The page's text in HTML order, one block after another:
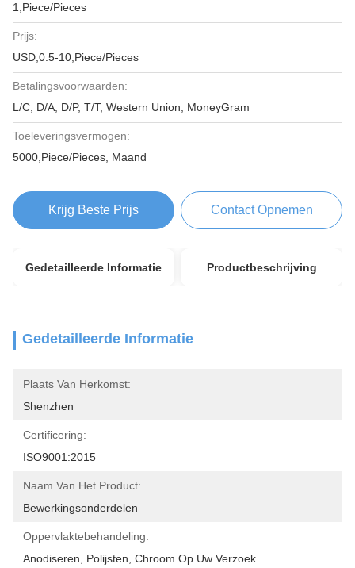
1,Piece/Pieces
Prijs:
USD,0.5-10,Piece/Pieces
Betalingsvoorwaarden:
L/C, D/A, D/P, T/T, Western Union, MoneyGram
Toeleveringsvermogen:
5000,Piece/Pieces, Maand
Krijg Beste Prijs Contact Opnemen
Gedetailleerde Informatie Productbeschrijving
Gedetailleerde Informatie
Plaats Van Herkomst:
Shenzhen
Certificering:
ISO9001:2015
Naam Van Het Product:
Bewerkingsonderdelen
Oppervlaktebehandeling:
Anodiseren, Polijsten, Chroom Op Uw Verzoek.